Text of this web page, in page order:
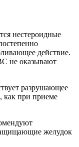
нестероидные
действие.
не оказывают
разрушающее
как при приеме
желудок